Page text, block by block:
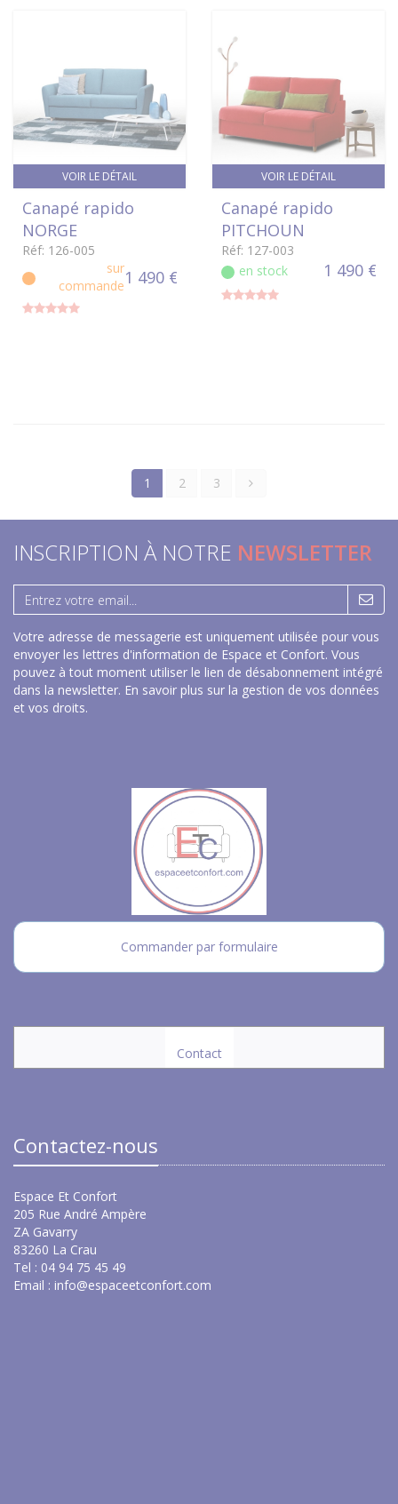
VOIR LE DÉTAIL
Canapé rapido
NORGE
Réf: 126-005
sur
commande1 490 €
VOIR LE DÉTAIL
Canapé rapido
PITCHOUN
Réf: 127-003
en stock
1 490 €
1 2 3
INSCRIPTION À NOTRE NEWSLETTER
Votre adresse de messagerie est uniquement utilisée pour vous
envoyer les lettres d'information de Espace et Confort. Vous
pouvez à tout moment utiliser le lien de désabonnement intégré
dans la newsletter. En savoir plus sur la gestion de vos données
et vos droits.
Commander par formulaire
Contact
Contactez-nous
Espace Et Confort
205 Rue André Ampère
ZA Gavarry
83260 La Crau
Tel : 04 94 75 45 49
Email : info@espaceetconfort.com